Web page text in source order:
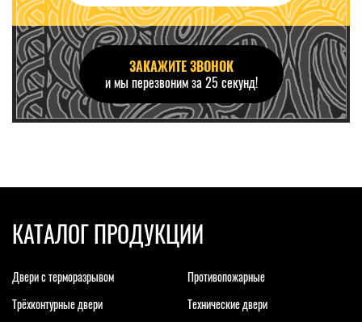
ЗАКАЖИТЕ ЗВОНОК
и мы перезвоним за 25 секунд!
КАТАЛОГ ПРОДУКЦИИ
Двери с терморазрывом
Противопожарные
Трёхконтурные двери
Технические двери